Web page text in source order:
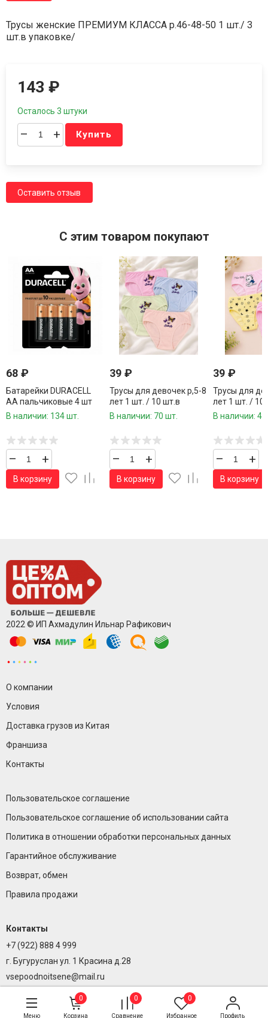
Трусы женские ПРЕМИУМ КЛАССА р.46-48-50 1 шт./ 3
шт.в упаковке/
143₽
Осталось 3 штуки
– + Купить
Оставить отзыв
C этим товаром покупают
68 ₽
Батарейки DURACELL
АА пальчиковые 4 шт
В наличии: 134 шт.
– +
В корзину
39 ₽
Трусы для девочек р,5-8
лет 1 шт. / 10 шт.в
упаковке/
В наличии: 70 шт.
– +
В корзину
39 ₽
Трусы для
лет 1 шт. / 10
упаковке/
В наличии:
– +
В корзину
2022 © ИП Ахмадулин Ильнар Рафикович
О компании
Условия
Доставка грузов из Китая
Франшиза
Контакты
Пользовательское соглашение
Пользовательское соглашение об использовании сайта
Политика в отношении обработки персональных данных
Гарантийное обслуживание
Возврат, обмен
Правила продажи
Контакты
+7 (922) 888 4 999
г. Бугуруслан ул. 1 Красина д.28
vsepoodnoitsene@mail.ru
Меню
0
Корзина
0
Сравнение
0
Избранное Профиль